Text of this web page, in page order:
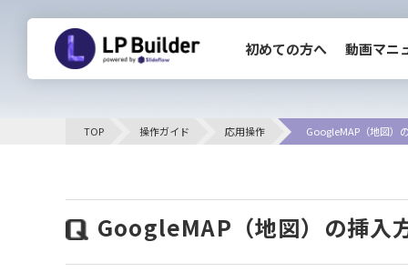
初めての方へ 動画マニ
初めての方へ
TOP 操作ガイド 応用操作 GoogleMAP（地図）
GoogleMAP（地図）の挿入